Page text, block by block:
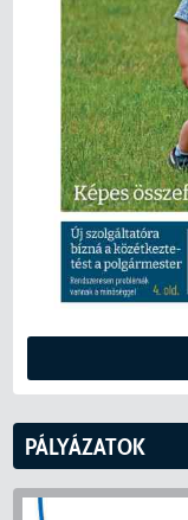
PÁLYÁZATOK